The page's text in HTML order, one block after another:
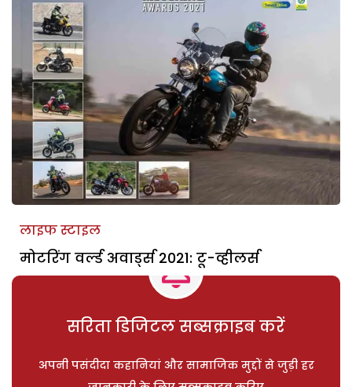
लाइफ स्टाइल
मोटरिंग वर्ल्ड अवार्ड्स 2021: टू-व्हीलर्स
सरिता डिजिटल सब्सक्राइब करें
अपनी पसंदीदा कहानियां और सामाजिक मुद्दों से जुड़ी हर